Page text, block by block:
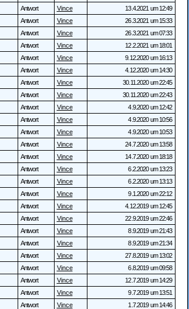
Antwort Vince
13.4.2021 um 12:49
Antwort Vince
26.3.2021 um 15:33
Antwort Vince
26.3.2021 um 07:33
Antwort Vince
12.2.2021 um 18:01
Antwort Vince
9.12.2020 um 16:13
Antwort Vince
4.12.2020 um 14:30
Antwort Vince
30.11.2020 um 22:45
Antwort Vince
30.11.2020 um 22:43
Antwort Vince
4.9.2020 um 12:42
Antwort Vince
4.9.2020 um 10:56
Antwort Vince
4.9.2020 um 10:53
Antwort Vince
24.7.2020 um 13:58
Antwort Vince
14.7.2020 um 18:18
Antwort Vince
6.2.2020 um 13:23
Antwort Vince
6.2.2020 um 13:13
Antwort Vince
9.1.2020 um 22:12
Antwort Vince
4.12.2019 um 12:45
Antwort Vince
22.9.2019 um 22:46
Antwort Vince
8.9.2019 um 21:43
Antwort Vince
8.9.2019 um 21:34
Antwort Vince
27.8.2019 um 13:02
Antwort Vince
6.8.2019 um 09:58
Antwort Vince
12.7.2019 um 14:29
Antwort Vince
9.7.2019 um 13:51
Antwort Vince
1.7.2019 um 14:46